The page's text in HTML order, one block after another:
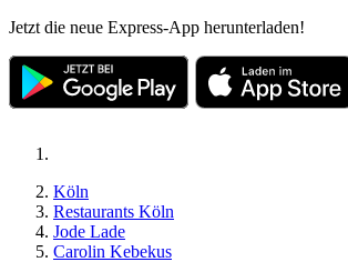
Jetzt die neue Express-App herunterladen!
Köln
Restaurants Köln
Jode Lade
Carolin Kebekus